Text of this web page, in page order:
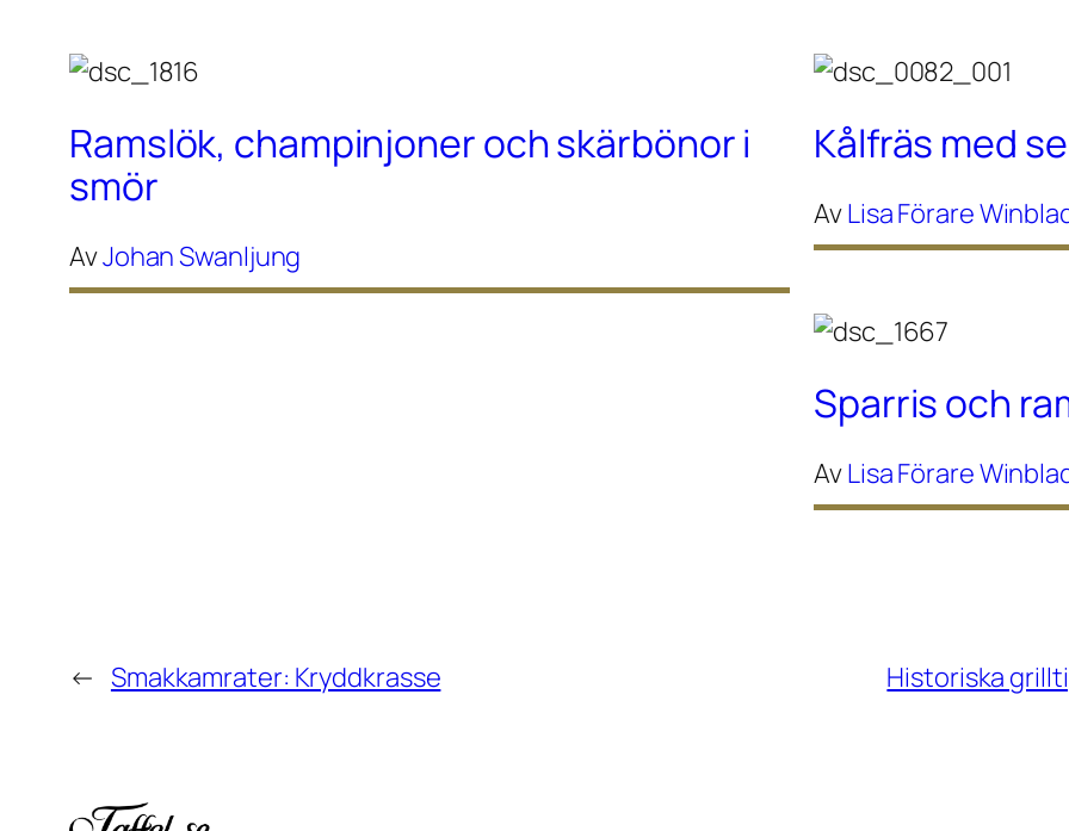
Ramslök, champinjoner och skärbönor i
smör
AvJohan Swanljung
Kålfräs med
AvLisa Förare
Sparris och
AvLisa Förare
← Smakkamrater: Kryddkrasse Historiska